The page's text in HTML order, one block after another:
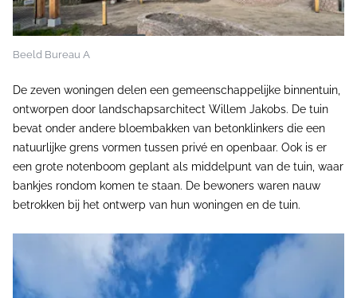
Beeld Bureau A
De zeven woningen delen een gemeenschappelijke binnentuin,
ontworpen door landschapsarchitect Willem Jakobs. De tuin
bevat onder andere bloembakken van betonklinkers die een
natuurlijke grens vormen tussen privé en openbaar. Ook is er
een grote notenboom geplant als middelpunt van de tuin, waar
bankjes rondom komen te staan. De bewoners waren nauw
betrokken bij het ontwerp van hun woningen en de tuin.